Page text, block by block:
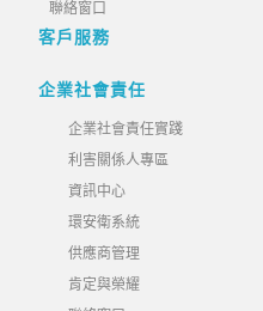
聯絡窗口
客戶服務
企業社會責任
企業社會責任實踐
利害關係人專區
資訊中心
環安衛系統
供應商管理
肯定與榮耀